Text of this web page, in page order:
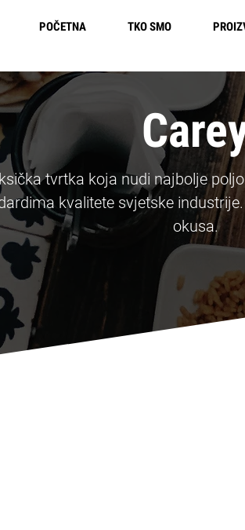
POČETNA TKO SMO
tvrtka koja nudi najbolje
kvalitete svjetske
okusa.